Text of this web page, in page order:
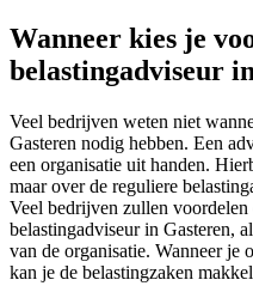
Wanneer kies je
belastingadviseur
Veel bedrijven weten niet
Gasteren nodig hebben. Een
een organisatie uit handen.
maar over de reguliere
Veel bedrijven zullen voordelen
belastingadviseur in Gasteren,
van de organisatie. Wanneer je
kan je de belastingzaken